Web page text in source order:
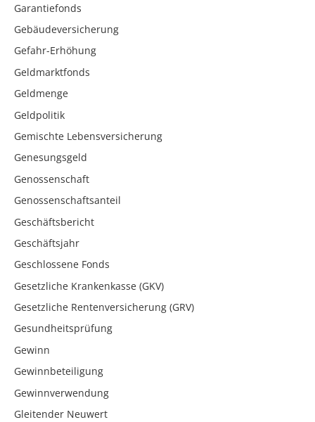
Garantiefonds
Gebäudeversicherung
Gefahr-Erhöhung
Geldmarktfonds
Geldmenge
Geldpolitik
Gemischte Lebensversicherung
Genesungsgeld
Genossenschaft
Genossenschaftsanteil
Geschäftsbericht
Geschäftsjahr
Geschlossene Fonds
Gesetzliche Krankenkasse (GKV)
Gesetzliche Rentenversicherung (GRV)
Gesundheitsprüfung
Gewinn
Gewinnbeteiligung
Gewinnverwendung
Gleitender Neuwert